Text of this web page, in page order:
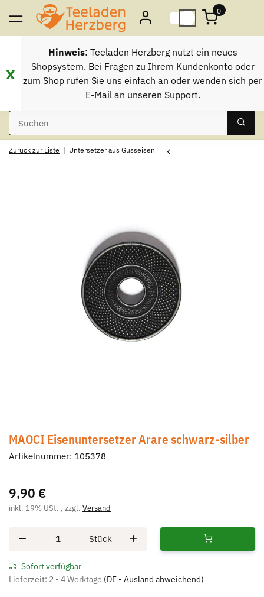
0
x
Hinweis: Teeladen Herzberg nutzt ein neues
Shopsystem. Bei Fragen zu Ihrem Kundenkonto oder
zum Shop rufen Sie uns einfach an oder wenden sich per
E-Mail an unseren Support.
Zurück zur Liste Untersetzer aus Gusseisen
MAOCI Eisenuntersetzer Arare schwarz-silber
Artikelnummer: 105378
9,90 €
inkl. 19% USt. , zzgl. Versand
Stück
Sofort verfügbar
Lieferzeit: 2 - 4 Werktage (DE - Ausland abweichend)